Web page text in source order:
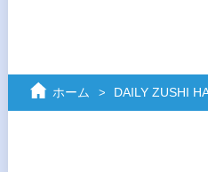
ホーム DAILY ZUSHI